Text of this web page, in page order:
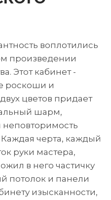
воплотились
произведении
Этот кабинет -
роскоши и
цветов придает
шарм,
неповторимость
черта, каждый
руки мастера,
в него частичку
потолок и панели
изысканности,